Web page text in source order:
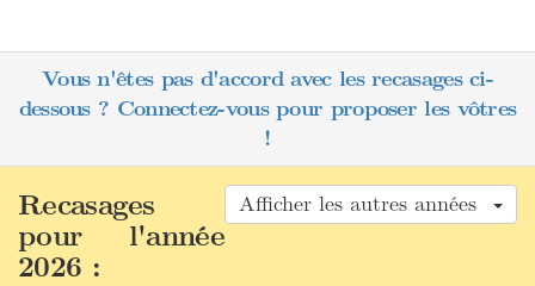
Vous n'êtes pas d'accord avec les recasages ci-
dessous ? Connectez-vous pour proposer les vôtres
!
Afficher les autres années
Recasages
pour l'année
2026 :